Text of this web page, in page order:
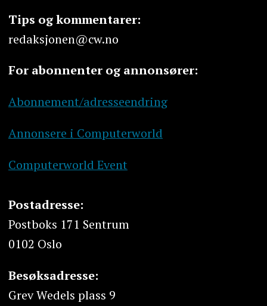
Tips og kommentarer:
redaksjonen@cw.no
For abonnenter og annonsører:
Abonnement/adresseendring
Annonsere i Computerworld
Computerworld Event
Postadresse:
Postboks 171 Sentrum
0102 Oslo
Besøksadresse:
Grev Wedels plass 9